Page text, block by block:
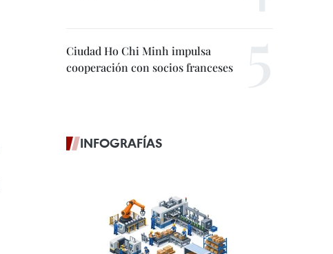
Ciudad Ho Chi Minh impulsa
cooperación con socios franceses
INFOGRAFÍAS